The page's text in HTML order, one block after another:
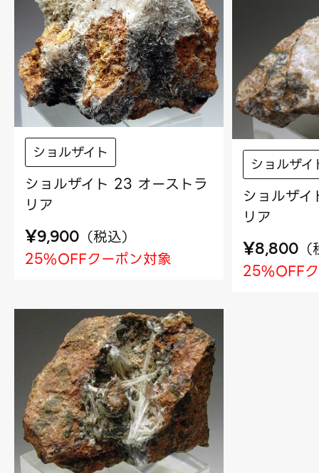
ショルザイト
ショルザイト 23 オーストラ
リア
¥9,900 （税込）
25%OFFクーポン対象
ショルザイ
ショルザ
リア
¥8,800 （
25%OFF